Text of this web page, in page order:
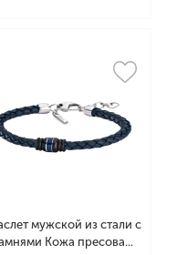
мужской из стали с
Кожа пресова...